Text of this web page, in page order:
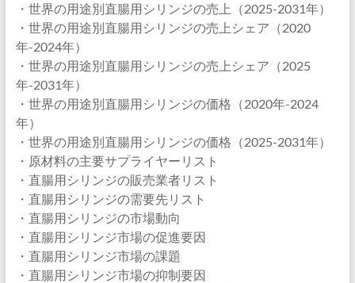
・世界の用途別直腸用シリンジの売上（2025-2031年）
・世界の用途別直腸用シリンジの売上シェア（2020
年-2024年）
・世界の用途別直腸用シリンジの売上シェア（2025
年-2031年）
・世界の用途別直腸用シリンジの価格（2020年-2024
年）
・世界の用途別直腸用シリンジの価格（2025-2031年）
・原材料の主要サプライヤーリスト
・直腸用シリンジの販売業者リスト
・直腸用シリンジの需要先リスト
・直腸用シリンジの市場動向
・直腸用シリンジ市場の促進要因
・直腸用シリンジ市場の課題
・直腸用シリンジ市場の抑制要因